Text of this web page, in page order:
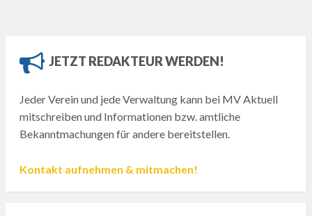
JETZT REDAKTEUR WERDEN!
Jeder Verein und jede Verwaltung kann bei MV Aktuell
mitschreiben und Informationen bzw. amtliche
Bekanntmachungen für andere bereitstellen.
Kontakt aufnehmen & mitmachen!